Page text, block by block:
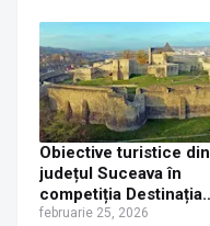
destinațiilor de
ecoturism
Obiective turistice din
județul Suceava în
competiția Destinația
Anului 2026
februarie 25, 2026